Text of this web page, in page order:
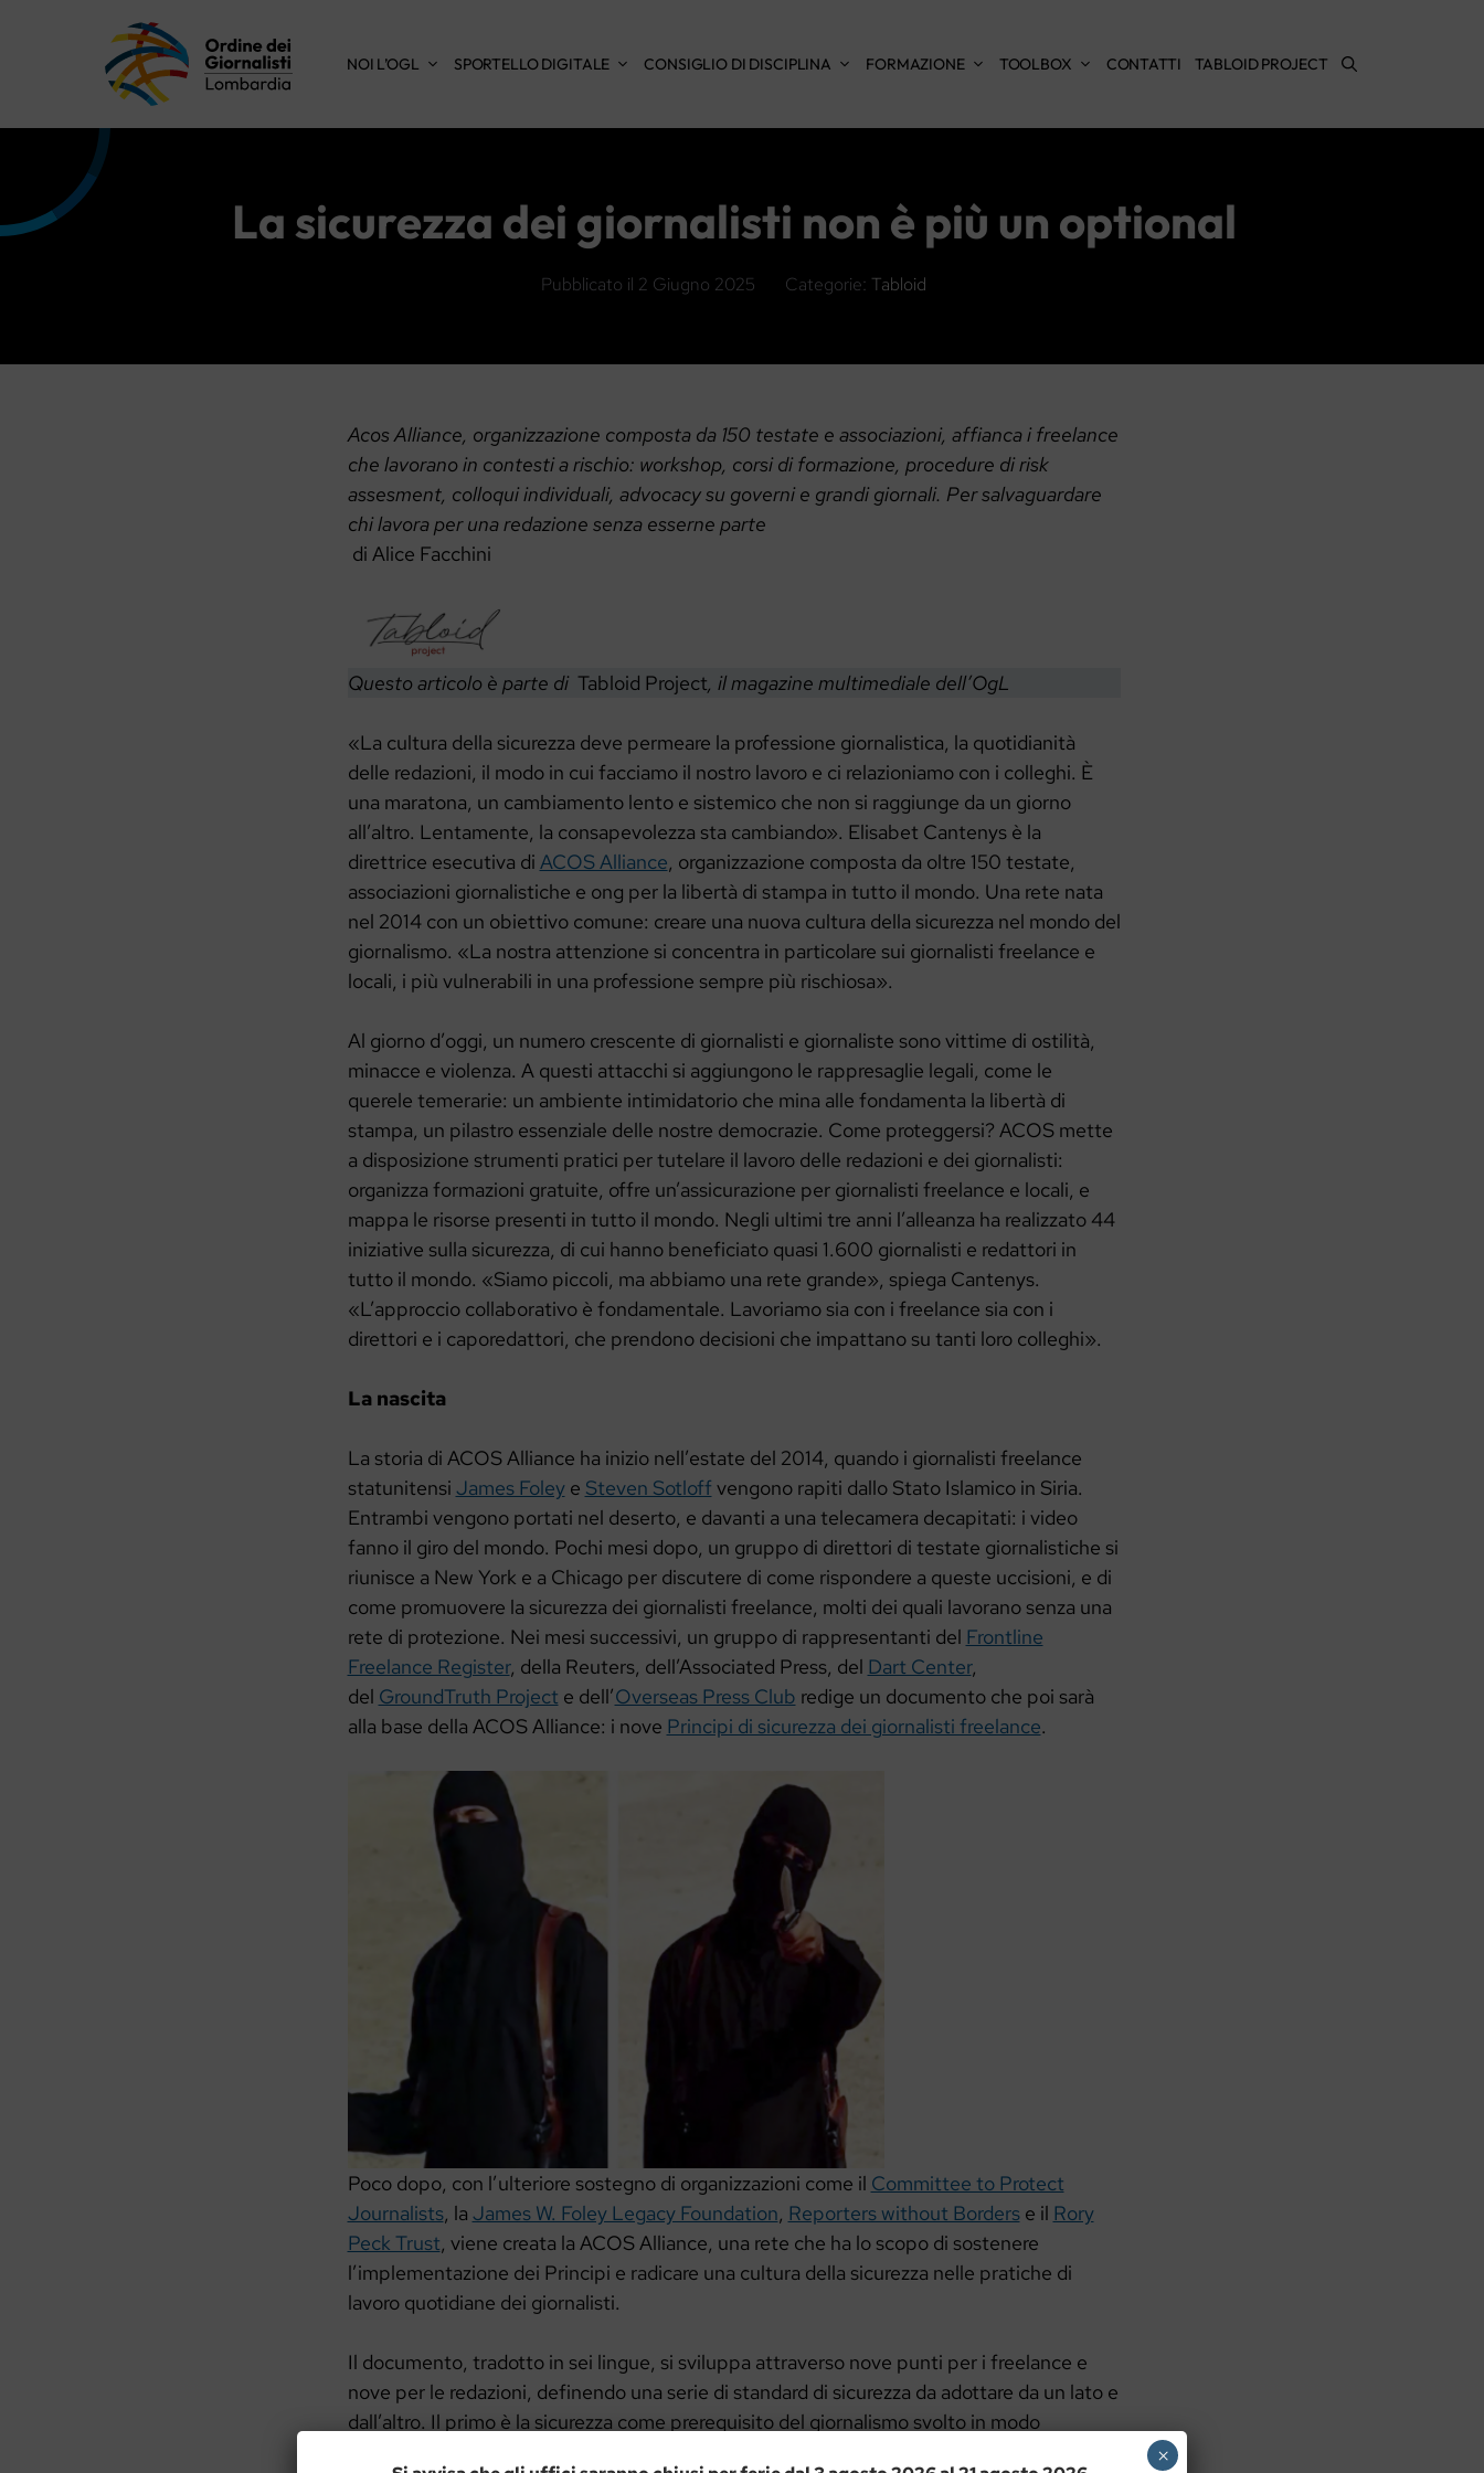
NOI L’OGL SPORTELLO DIGITALE CONSIGLIO DI DISCIPLINA FORMAZIONE TOOLBOX CONTATTI TABLOID PROJECT
La sicurezza dei giornalisti non è più un optional
Pubblicato il 2 Giugno 2025 Categorie: Tabloid
Acos Alliance, organizzazione composta da 150 testate e associazioni, affianca i freelance
che lavorano in contesti a rischio: workshop, corsi di formazione, procedure di risk
assesment, colloqui individuali, advocacy su governi e grandi giornali. Per salvaguardare
chi lavora per una redazione senza esserne parte
di Alice Facchini
Questo articolo è parte di Tabloid Project, il magazine multimediale dell’OgL
«La cultura della sicurezza deve permeare la professione giornalistica, la quotidianità
delle redazioni, il modo in cui facciamo il nostro lavoro e ci relazioniamo con i colleghi. È
una maratona, un cambiamento lento e sistemico che non si raggiunge da un giorno
all’altro. Lentamente, la consapevolezza sta cambiando». Elisabet Cantenys è la
direttrice esecutiva di ACOS Alliance, organizzazione composta da oltre 150 testate,
associazioni giornalistiche e ong per la libertà di stampa in tutto il mondo. Una rete nata
nel 2014 con un obiettivo comune: creare una nuova cultura della sicurezza nel mondo del
giornalismo. «La nostra attenzione si concentra in particolare sui giornalisti freelance e
locali, i più vulnerabili in una professione sempre più rischiosa».
Al giorno d’oggi, un numero crescente di giornalisti e giornaliste sono vittime di ostilità,
minacce e violenza. A questi attacchi si aggiungono le rappresaglie legali, come le
querele temerarie: un ambiente intimidatorio che mina alle fondamenta la libertà di
stampa, un pilastro essenziale delle nostre democrazie. Come proteggersi? ACOS mette
a disposizione strumenti pratici per tutelare il lavoro delle redazioni e dei giornalisti:
organizza formazioni gratuite, offre un’assicurazione per giornalisti freelance e locali, e
mappa le risorse presenti in tutto il mondo. Negli ultimi tre anni l’alleanza ha realizzato 44
iniziative sulla sicurezza, di cui hanno beneficiato quasi 1.600 giornalisti e redattori in
tutto il mondo. «Siamo piccoli, ma abbiamo una rete grande», spiega Cantenys.
«L’approccio collaborativo è fondamentale. Lavoriamo sia con i freelance sia con i
direttori e i caporedattori, che prendono decisioni che impattano su tanti loro colleghi».
La nascita
La storia di ACOS Alliance ha inizio nell’estate del 2014, quando i giornalisti freelance
statunitensi James Foleye Steven Sotloff vengono rapiti dallo Stato Islamico in Siria.
Entrambi vengono portati nel deserto, e davanti a una telecamera decapitati: i video
fanno il giro del mondo. Pochi mesi dopo, un gruppo di direttori di testate giornalistiche si
riunisce a New York e a Chicago per discutere di come rispondere a queste uccisioni, e di
come promuovere la sicurezza dei giornalisti freelance, molti dei quali lavorano senza una
rete di protezione. Nei mesi successivi, un gruppo di rappresentanti del Frontline
Freelance Register, della Reuters, dell’Associated Press, del Dart Center,
del GroundTruth Project e dell’Overseas Press Club redige un documento che poi sarà
alla base della ACOS Alliance: i nove Principi di sicurezza dei giornalisti freelance.
Poco dopo, con l’ulteriore sostegno di organizzazioni come il Committee to Protect
Journalists, la James W. Foley Legacy Foundation, Reporters without Borderse il Rory
Peck Trust, viene creata la ACOS Alliance, una rete che ha lo scopo di sostenere
l’implementazione dei Principi e radicare una cultura della sicurezza nelle pratiche di
lavoro quotidiane dei giornalisti.
Il documento, tradotto in sei lingue, si sviluppa attraverso nove punti per i freelance e
nove per le redazioni, definendo una serie di standard di sicurezza da adottare da un lato e
dall’altro. Il primo è la sicurezza come prerequisito del giornalismo svolto in modo
×